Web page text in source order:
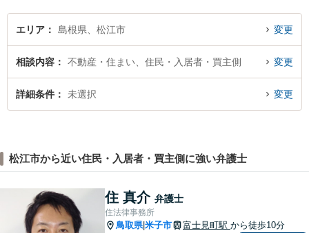
エリア 島根県、松江市 変更
相談内容 不動産・住まい、住民・入居者・買主側 変更
詳細条件 未選択 変更
松江市から近い住民・入居者・買主側に強い弁護士
住 真介 弁護士
住法律事務所
鳥取県|米子市 富士見町駅 から徒歩10分